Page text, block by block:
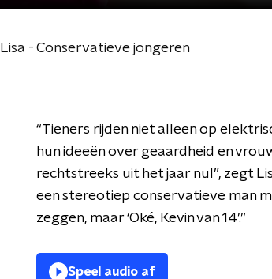
- Conservatieve jongeren
“Tieners rijden niet alleen op
hun ideeën over geaardheid en
rechtstreeks uit het jaar nul”, zegt
een stereotiep conservatieve man
zeggen, maar ‘Oké, Kevin van 14’.”
Speel audio af